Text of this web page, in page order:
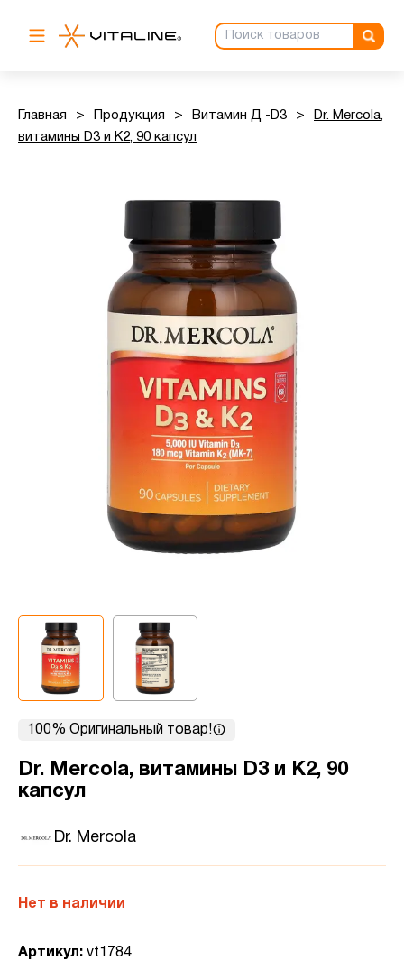
Главная > Продукция > Витамин Д -D3 >
Dr. Mercola,
витамины D3 и K2, 90 капсул
100% Оригинальный товар!
Dr. Mercola, витамины D3 и K2, 90
капсул
Dr. Mercola
Нет в наличии
Артикул: vt1784